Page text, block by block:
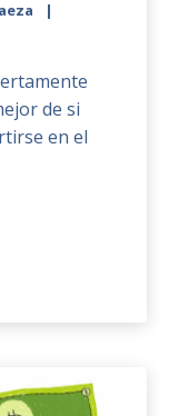
de si
en el